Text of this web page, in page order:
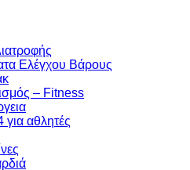
Ελέγχου Βάρους
– Fitness
αθλητές